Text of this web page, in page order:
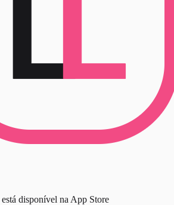
disponível na App Store